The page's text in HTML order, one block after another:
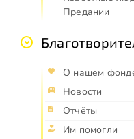
Предании
О нашем
Новости
Отчёты
Им помогли